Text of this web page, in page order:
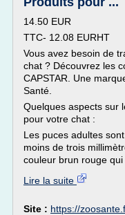
14.50 EUR
TTC- 12.08 EURHT
Vous avez besoin de
chat ? Découvrez les
CAPSTAR. Une
Santé.
Quelques aspects sur
pour votre chat :
Les puces adultes
moins de trois
couleur brun rouge qui
Lire la suite
Site : https://